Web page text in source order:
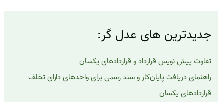
ر
:
جدیدترین های عدل گر:
تفاوت پیش نویس قرارداد و قراردادهای یکسان
راهنمای دریافت پایان‌کار و سند رسمی برای واحدهای دارای تخلف
قراردادهای یکسان